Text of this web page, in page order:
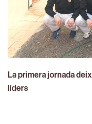
La primera jornada
líders